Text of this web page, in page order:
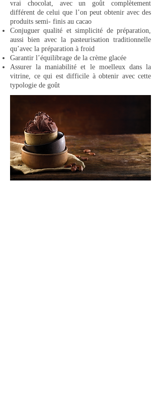
vrai chocolat, avec un goût complètement
différent de celui que l’on peut obtenir avec des
produits semi- finis au cacao
Conjuguer qualité et simplicité de préparation,
aussi bien avec la pasteurisation traditionnelle
qu’avec la préparation à froid
Garantir l’équilibrage de la crème glacée
Assurer la maniabilité et le moelleux dans la
vitrine, ce qui est difficile à obtenir avec cette
typologie de goût